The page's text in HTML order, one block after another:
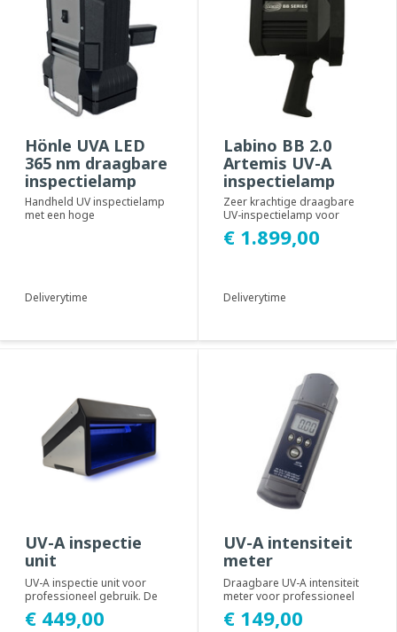
Hönle UVA LED
365 nm draagbare
inspectielamp
Handheld UV inspectielamp
met een hoge
Deliverytime
Labino BB 2.0
Artemis UV-A
inspectielamp
Zeer krachtige draagbare
UV-inspectielamp voor
professioneel gebruik met
22.000 µW/cm². ...
€ 1.899,00
Deliverytime
UV-A inspectie
unit
UV-A inspectie unit voor
professioneel gebruik. De
UV inspectie unit is een
tafelmodel gem...
€ 449,00
UV-A intensiteit
meter
Draagbare UV-A intensiteit
meter voor professioneel
gebruik. Met deze UV-A
intensiteit met...
€ 149,00